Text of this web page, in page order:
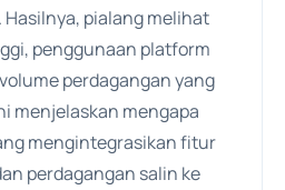
pialang melihat
penggunaan platform
perdagangan yang
menjelaskan mengapa
mengintegrasikan fitur
perdagangan salin ke